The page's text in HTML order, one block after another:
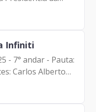
Johann
da
Infiniti
- 7° andar - Pauta:
Carlos Alberto
da Prodam)
Nogueira